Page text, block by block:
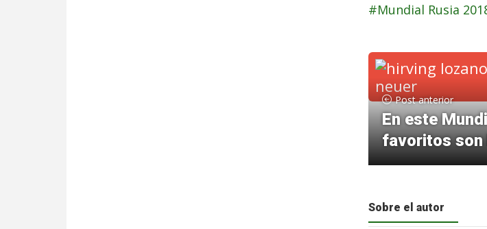
Mundial Rusia
Post anterior
En este
favoritos son
Sobre el autor